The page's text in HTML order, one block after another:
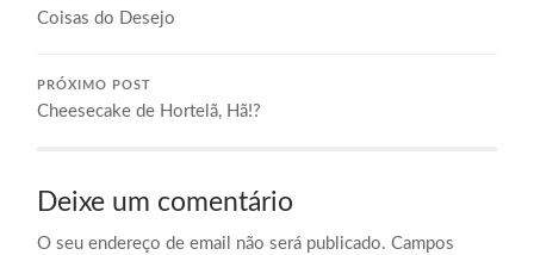
Coisas do Desejo
PRÓXIMO POST
Cheesecake de Hortelã, Hã!?
Deixe um comentário
O seu endereço de email não será publicado. Campos